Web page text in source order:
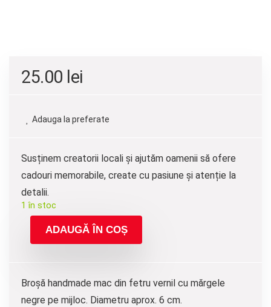
25.00 lei
Adauga la preferate
Susținem creatorii locali și ajutăm oamenii să ofere
cadouri memorabile, create cu pasiune și atenție la
detalii.
1 în stoc
ADAUGĂ ÎN COȘ
Broșă handmade mac din fetru vernil cu mărgele
negre pe mijloc. Diametru aprox. 6 cm.